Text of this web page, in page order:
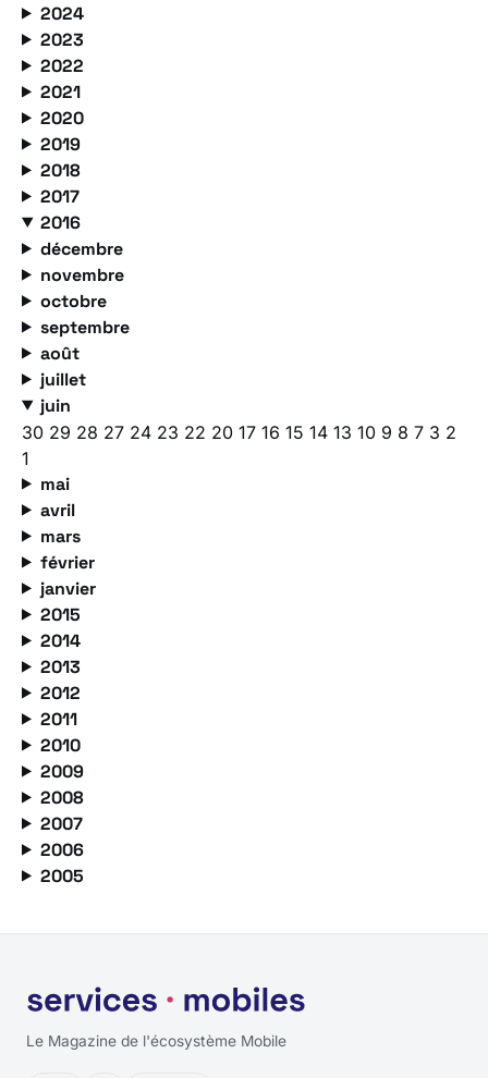
2024
2023
2022
2021
2020
2019
2018
2017
2016
décembre
novembre
octobre
septembre
août
juillet
juin
30 29 28 27 24 23 22 20 17 16 15 14 13 10 9 8 7 3 2
1
mai
avril
mars
février
janvier
2015
2014
2013
2012
2011
2010
2009
2008
2007
2006
2005
Le Magazine de l'écosystème Mobile